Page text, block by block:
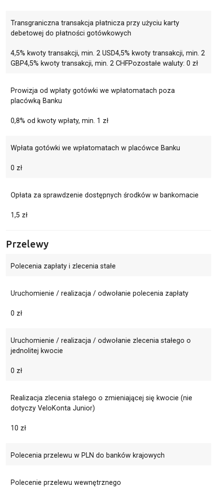
Transgraniczna transakcja płatnicza przy użyciu karty
debetowej do płatności gotówkowych
4,5% kwoty transakcji, min. 2 USD4,5% kwoty transakcji, min. 2
GBP4,5% kwoty transakcji, min. 2 CHFPozostałe waluty: 0 zł
Prowizja od wpłaty gotówki we wpłatomatach poza
placówką Banku
0,8% od kwoty wpłaty, min. 1 zł
Wpłata gotówki we wpłatomatach w placówce Banku
0 zł
Opłata za sprawdzenie dostępnych środków w bankomacie
1,5 zł
Przelewy
Polecenia zapłaty i zlecenia stałe
Uruchomienie / realizacja / odwołanie polecenia zapłaty
0 zł
Uruchomienie / realizacja / odwołanie zlecenia stałego o
jednolitej kwocie
0 zł
Realizacja zlecenia stałego o zmieniającej się kwocie (nie
dotyczy VeloKonta Junior)
10 zł
Polecenia przelewu w PLN do banków krajowych
Polecenie przelewu wewnętrznego